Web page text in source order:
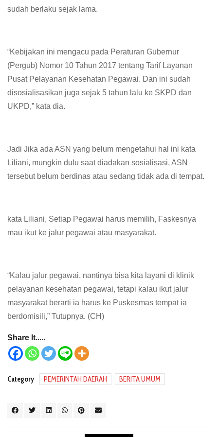
sudah berlaku sejak lama.
“Kebijakan ini mengacu pada Peraturan Gubernur
(Pergub) Nomor 10 Tahun 2017 tentang Tarif Layanan
Pusat Pelayanan Kesehatan Pegawai. Dan ini sudah
disosialisasikan juga sejak 5 tahun lalu ke SKPD dan
UKPD,” kata dia.
Jadi Jika ada ASN yang belum mengetahui hal ini kata
Liliani, mungkin dulu saat diadakan sosialisasi, ASN
tersebut belum berdinas atau sedang tidak ada di tempat.
kata Liliani, Setiap Pegawai harus memilih, Faskesnya
mau ikut ke jalur pegawai atau masyarakat.
“Kalau jalur pegawai, nantinya bisa kita layani di klinik
pelayanan kesehatan pegawai, tetapi kalau ikut jalur
masyarakat berarti ia harus ke Puskesmas tempat ia
berdomisili,” Tutupnya. (CH)
Share It.....
Category PEMERINTAH DAERAH BERITA UMUM